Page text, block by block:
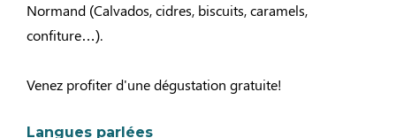
Normand (Calvados, cidres, biscuits, caramels,
confiture…).
Venez profiter d'une dégustation gratuite!
Langues parlées